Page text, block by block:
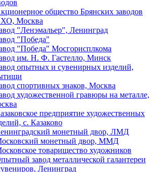
общество Брянских заводов
Москва
"Ленэмальер", Ленинград
"Победа"
"Победа" Мосгорисплкома
им. Н. Ф. Гастелло, Минск
опытных и сувенирных изделий,
спортивных знаков, Москва
художественной гравюры на металле,
предприятие художественных
с. Казаково
монетный двор, ЛМД
монетный двор, ММД
товарищество художников
завод металлической галантереи
Ленинград